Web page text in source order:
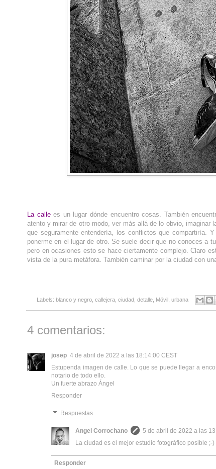
La callees un lugar dónde encuentro cosas. También
atento y mirar de otro modo, ver más allá de lo obvio, imaginar
que seguramente entendería, los conflictos que compartiría.
ponerme en el lugar de otro. Se suele decir que no conoces a
pero en ocasiones esto se hace ciertamente complejo. Claro
vista de la pura metáfora. También caminar por la ciudad con
Labels: blanco y negro, callejera, ciudad, detalle, Móvil, urbana
4 comentarios:
josep 4 de abril de 2022 a las 18:14:00 CEST
Estupenda imagen de calle. Lo que se puede llegar a
notario de todo ello.
Un fuerte abrazo Ángel
Responder
Respuestas
Angel Corrochano
5 de abril de 2022 a las
La ciudad es el mejor estudio fotográfico posible ;-)
Responder